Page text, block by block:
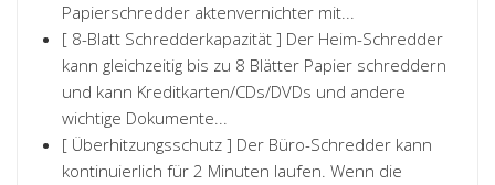
Papierschredder aktenvernichter mit...
[ 8-Blatt Schredderkapazität ] Der Heim-Schredder
kann gleichzeitig bis zu 8 Blätter Papier schreddern
und kann Kreditkarten/CDs/DVDs und andere
wichtige Dokumente...
[ Überhitzungsschutz ] Der Büro-Schredder kann
kontinuierlich für 2 Minuten laufen. Wenn die